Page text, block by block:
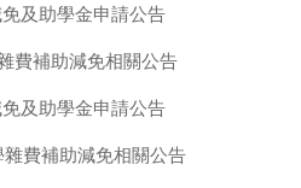
及助學金申請公告
費補助減免相關公告
及助學金申請公告
費補助減免相關公告